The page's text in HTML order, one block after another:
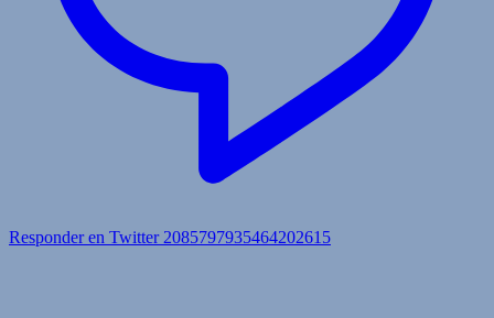
Responder en Twitter 2085797935464202615